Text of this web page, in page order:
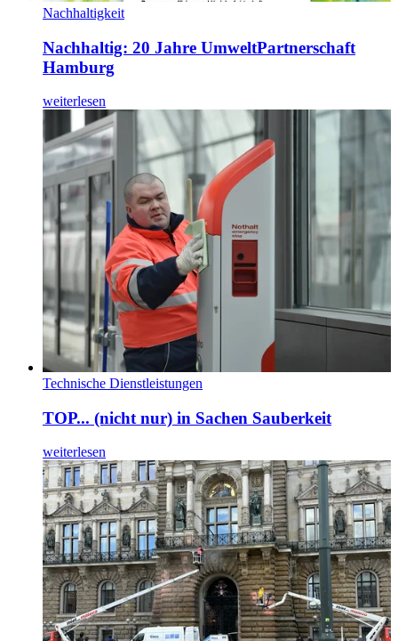
Nachhaltigkeit
Nachhaltig: 20 Jahre UmweltPartnerschaft
Hamburg
weiterlesen
Technische Dienstleistungen
TOP... (nicht nur) in Sachen Sauberkeit
weiterlesen